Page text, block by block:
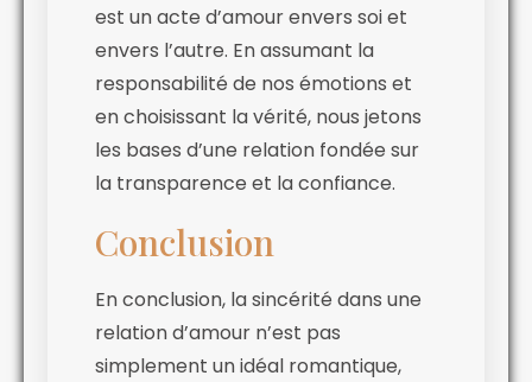
est un acte d’amour envers soi et
envers l’autre. En assumant la
responsabilité de nos émotions et
en choisissant la vérité, nous jetons
les bases d’une relation fondée sur
la transparence et la confiance.
Conclusion
En conclusion, la sincérité dans une
relation d’amour n’est pas
simplement un idéal romantique,